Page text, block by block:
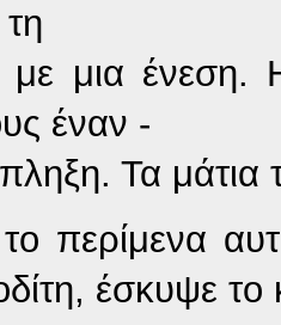
μια ένεση.
έναν -
Τα μάτια
περίμενα
έσκυψε το